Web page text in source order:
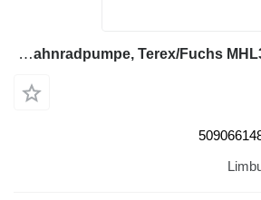
مضخة ذات تروس Rexroth 5090661485 Aussenzahnradpumpe, Terex/Fuchs MHL320 لـ حفارة Terex Fuchs MHL320